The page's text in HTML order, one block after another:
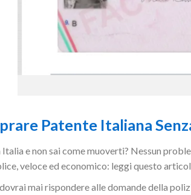
Patente Italiana
Italia e non sai come muoverti? Nessun
veloce ed economico: leggi questo
mai rispondere alle domande della